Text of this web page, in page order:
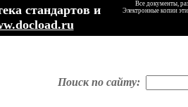
стандартов и
Все документы,
Электронные копии
Поиск по сайту: